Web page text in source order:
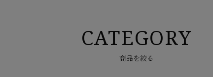
CATEGORY
商品を絞る